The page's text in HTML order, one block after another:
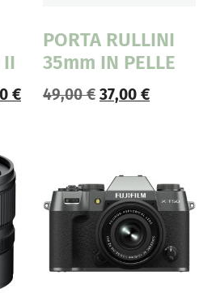
II
€
PORTA RULLINI
35mm IN PELLE
49,00€ 37,00 €